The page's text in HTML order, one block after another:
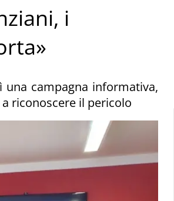
i
campagna informativa,
riconoscere il pericolo